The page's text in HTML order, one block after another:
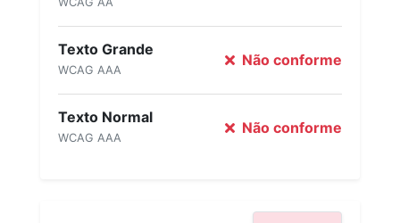
Texto Grande
WCAG AAA
Não conforme
Texto Normal
WCAG AAA
Não conforme